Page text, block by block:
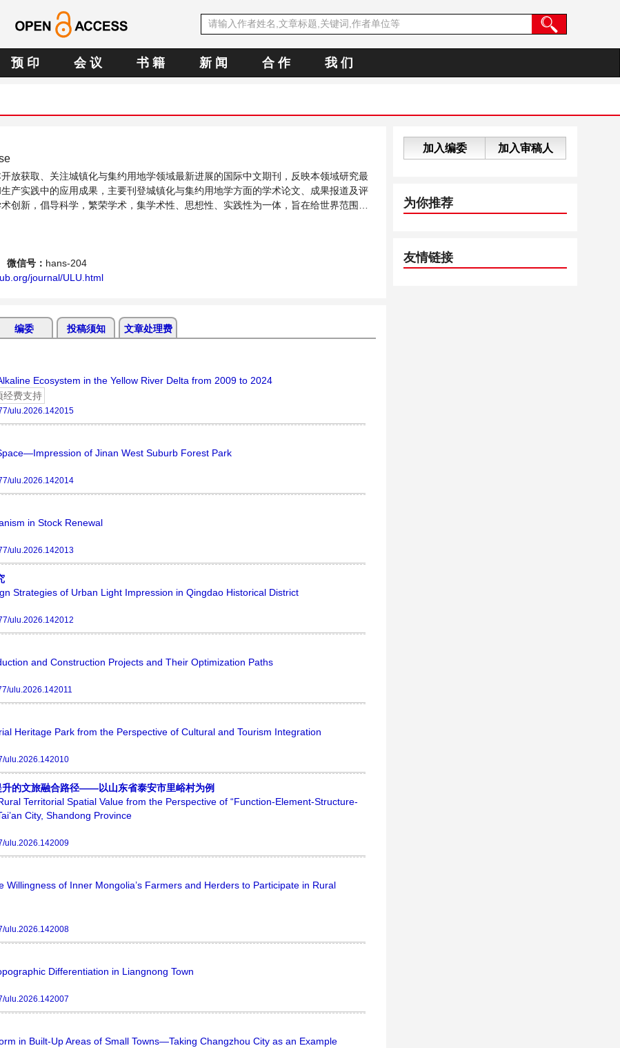
预 印 会 议 书 籍 新 闻 合 作 我 们
开放获取、关注城镇化与集约用地学领域最新进展的国际中文期刊，反映本领域研究最
产实践中的应用成果，主要刊登城镇化与集约用地学方面的学术论文、成果报道及评
创新，倡导科学，繁荣学术，集学术性、思想性、实践性为一体，旨在给世界范围内
一个传播、分享和讨论城镇化与集约用地学领域内不同方向问题与发展的交...
微信号： hans-204
journal/ULU.html
编委 投稿须知 文章处理费
Ecosystem in the Yellow River Delta from 2009 to 2024
经费支持
ulu.2026.142015
of Jinan West Suburb Forest Park
ulu.2026.142014
in Stock Renewal
ulu.2026.142013
Strategies of Urban Light Impression in Qingdao Historical District
ulu.2026.142012
and Construction Projects and Their Optimization Paths
ulu.2026.142011
Heritage Park from the Perspective of Cultural and Tourism Integration
ulu.2026.142010
的文旅融合路径——以山东省泰安市里峪村为例
Territorial Spatial Value from the Perspective of “Function-Element-Structure-
City, Shandong Province
ulu.2026.142009
of Inner Mongolia’s Farmers and Herders to Participate in Rural
ulu.2026.142008
Differentiation in Liangnong Town
ulu.2026.142007
in Built-Up Areas of Small Towns—Taking Changzhou City as an Example
加入编委 加入审稿人
为你推荐
友情链接